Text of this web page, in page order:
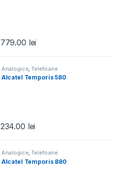
779.00 lei
Analogice ,Telefoane
Alcatel Temporis 580
234.00 lei
Analogice,Telefoane
Alcatel Temporis 880